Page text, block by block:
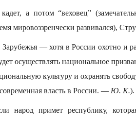
а потом “веховец”
мировоззренчески развивался),
Зарубежья — хотя в России охотно и
осуществлять национальное
культуру и охранять
современная власть в России. — Ю. К.).
народ примет республику,